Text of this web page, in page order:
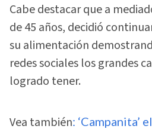
Cabe destacar que a
de 45 años, decidió
su alimentación
redes sociales los grandes
logrado tener.
Vea también: ‘Campanita’